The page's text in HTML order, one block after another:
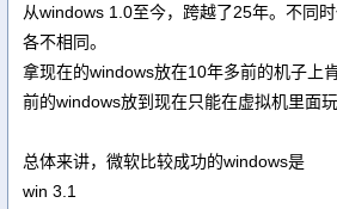
从windows 1.0至今，跨越了25年。不同
各不相同。
拿现在的windows放在10年多前的机子上
前的windows放到现在只能在虚拟机里面玩
总体来讲，微软比较成功的windows是
win 3.1